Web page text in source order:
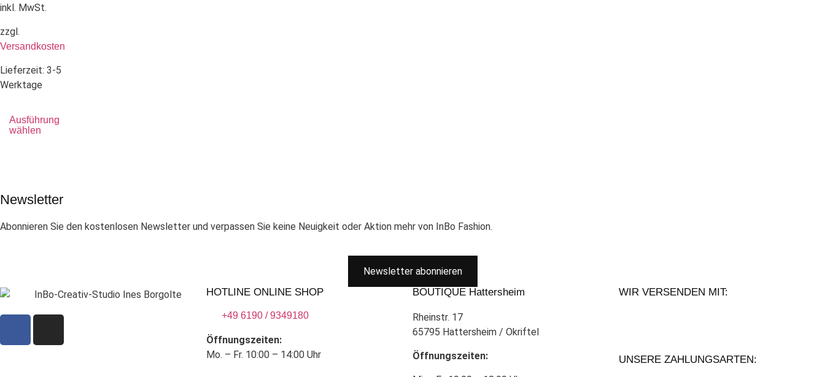
inkl. MwSt.
zzgl.
Versandkosten
Lieferzeit: 3-5
Werktage
Ausführung
wählen
Newsletter
Abonnieren Sie den kostenlosen Newsletter und verpassen Sie keine Neuigkeit oder Aktion mehr von InBo Fashion.
Newsletter abonnieren
HOTLINE ONLINE SHOP
+49 6190 / 9349180
Öffnungszeiten:
Mo. – Fr. 10:00 – 14:00 Uhr
BOUTIQUE Hattersheim
Rheinstr. 17
65795 Hattersheim / Okriftel
Öffnungszeiten:
WIR VERSENDEN MIT:
UNSERE ZAHLUNGSARTEN: